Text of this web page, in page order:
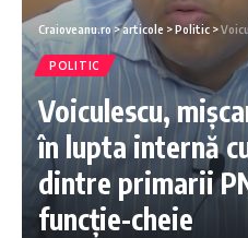
Craioveanu.ro>articole >Politic >Voiculescu,
POLITIC
Voiculescu,
în lupta internă
dintre primarii
funcție-cheie